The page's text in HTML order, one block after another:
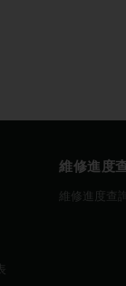
維修進度
維修進度查